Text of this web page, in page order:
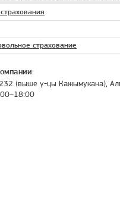
страхование
(выше у-цы Кажымукана),